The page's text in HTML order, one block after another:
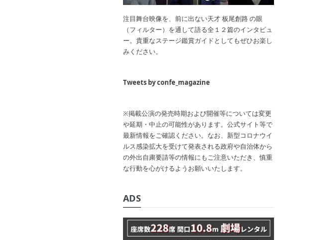
注目舞台映像を、前に出ない天才 板尾創路 の眼
（フィルター）を通して語る全１２篇のインタビュ
ー。貴重なステージ鑑賞ガイドとしてもぜひお楽し
みください。
Tweets by confe_magazine
※掲載公演の発売時期および開催等については変更
や延期・中止の可能性があります。公式サイト等で
最新情報をご確認ください。なお、新型コロナウイ
ルス感染拡大を受けて発表される政府や自治体から
の外出自粛要請等の情報にもご注意いただき、慎重
な行動を心がけるようお願いいたします。
ADS